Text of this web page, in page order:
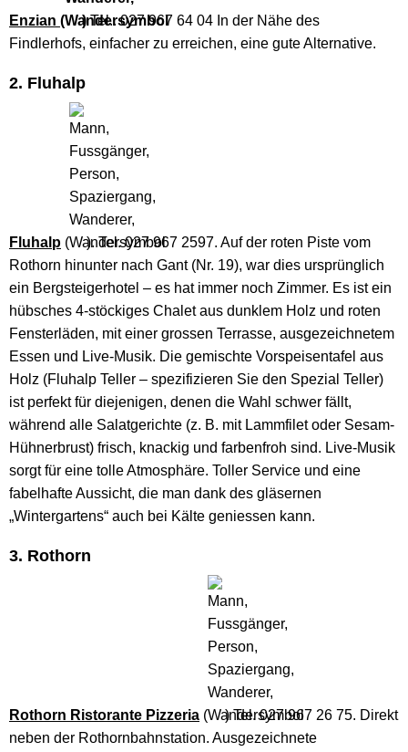
Enzian ( )Tel.. 027 967 64 04 In der Nähe des
Findlerhofs, einfacher zu erreichen, eine gute Alternative.
2. Fluhalp
Fluhalp (
). Tel. 027 967 2597. Auf der roten Piste vom
Rothorn hinunter nach Gant (Nr. 19), war dies ursprünglich
ein Bergsteigerhotel – es hat immer noch Zimmer. Es ist ein
hübsches 4-stöckiges Chalet aus dunklem Holz und roten
Fensterläden, mit einer grossen Terrasse, ausgezeichnetem
Essen und Live-Musik. Die gemischte Vorspeisentafel aus
Holz (Fluhalp Teller – spezifizieren Sie den Spezial Teller)
ist perfekt für diejenigen, denen die Wahl schwer fällt,
während alle Salatgerichte (z. B. mit Lammfilet oder Sesam-
Hühnerbrust) frisch, knackig und farbenfroh sind. Live-Musik
sorgt für eine tolle Atmosphäre. Toller Service und eine
fabelhafte Aussicht, die man dank des gläsernen
„Wintergartens“ auch bei Kälte geniessen kann.
3. Rothorn
Rothorn Ristorante Pizzeria (
) Tel. 027 967 26 75. Direkt
neben der Rothornbahnstation. Ausgezeichnete